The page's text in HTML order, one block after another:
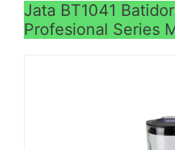
Jata BT1041
Profesional Series